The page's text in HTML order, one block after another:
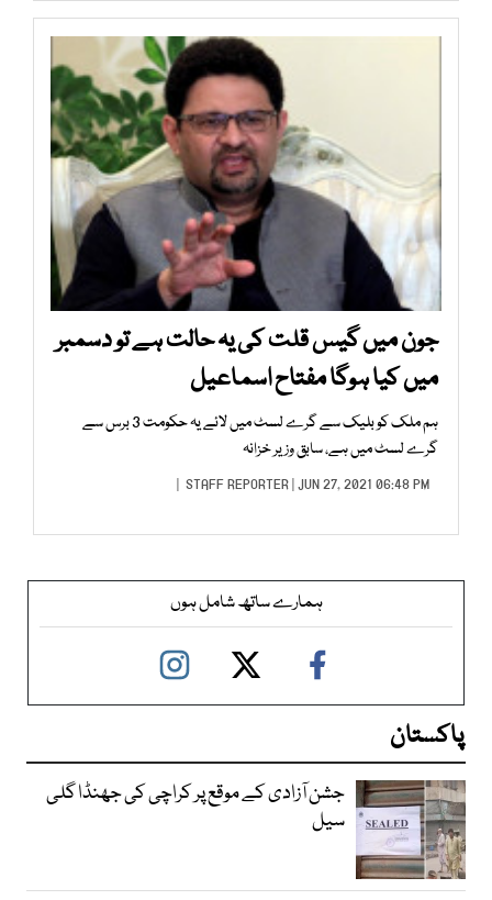
جون میں گیس قلت کی یہ حالت ہے تو دسمبر
میں کیا ہوگا مفتاح اسماعیل
ہم ملک کو بلیک سے گرے لسٹ میں لائے یہ حکومت 3 برس سے
گرے لسٹ میں ہے، سابق وزیر خزانہ
STAFF REPORTER| JUN 27, 2021 06:48 PM |
ہمارے ساتھ شامل ہوں
پاکستان
جشن آزادی کے موقع پر کراچی کی جھنڈا گلی
سیل